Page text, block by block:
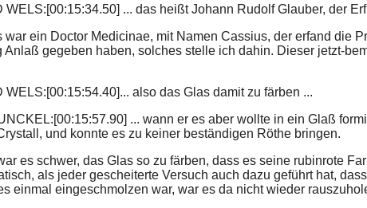
WELS:[00:15:34.50] ... das heißt Johann Rudolf Glauber, der
war ein Doctor Medicinae, mit Namen Cassius, der erfand die
Anlaß gegeben haben, solches stelle ich dahin. Dieser jetzt-
also das Glas damit zu färben ...
... wann er es aber wollte in ein Glaß
und konnte es zu keiner beständigen Röthe bringen.
es schwer, das Glas so zu färben, dass es seine rubinrote
als jeder gescheiterte Versuch auch dazu geführt hat,
einmal eingeschmolzen war, war es da nicht wieder